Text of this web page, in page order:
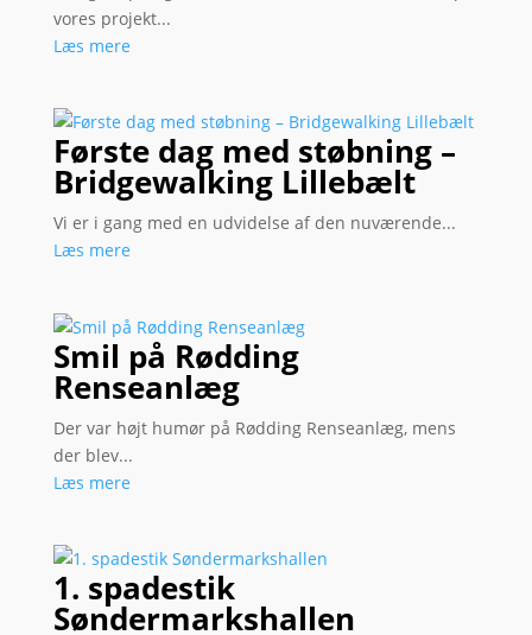
vores projekt...
Læs mere
Første dag med støbning –
Bridgewalking Lillebælt
Vi er i gang med en udvidelse af den nuværende...
Læs mere
Smil på Rødding
Renseanlæg
Der var højt humør på Rødding Renseanlæg, mens
der blev...
Læs mere
1. spadestik
Søndermarkshallen